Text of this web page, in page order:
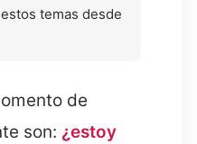
temas desde
de
son: ¿estoy